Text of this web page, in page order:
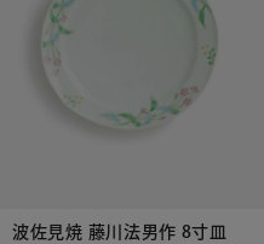
波佐見焼 藤川法男作 8寸皿